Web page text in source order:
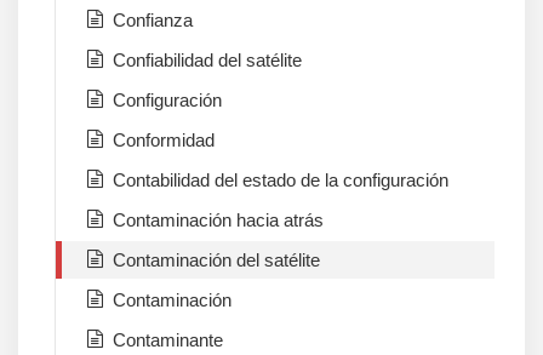
Confianza
Confiabilidad del satélite
Configuración
Conformidad
Contabilidad del estado de la configuración
Contaminación hacia atrás
Contaminación del satélite
Contaminación
Contaminante